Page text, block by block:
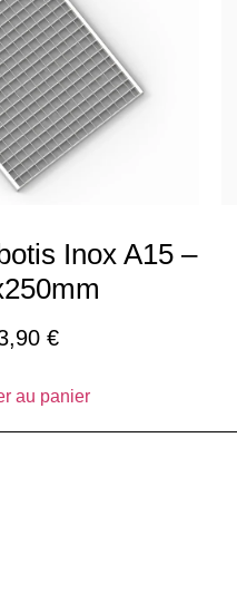
Inox A15 –
€
au panier